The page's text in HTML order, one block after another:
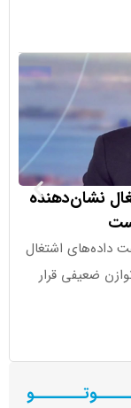
اشتغال
قرار
این شرکت